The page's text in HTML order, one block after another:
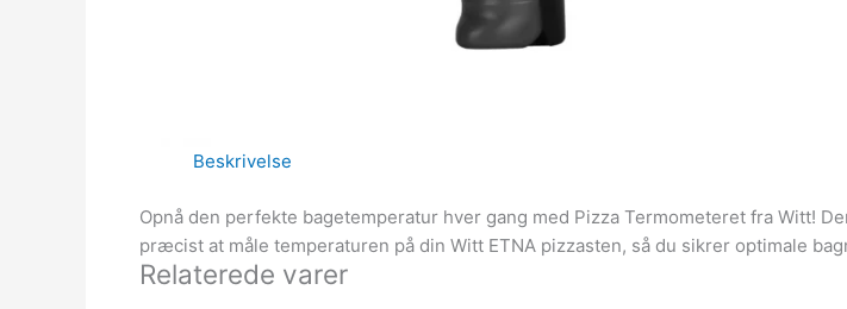
Beskrivelse
Opnå den perfekte bagetemperatur hver gang med Pizza Termometeret fra Witt!
præcist at måle temperaturen på din Witt ETNA pizzasten, så du sikrer optimale
Relaterede varer